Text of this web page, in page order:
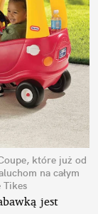
które już od
na całym
Tikes
jest